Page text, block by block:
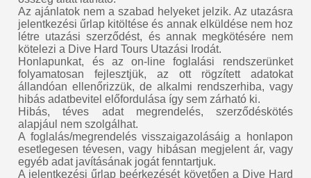
Az ajánlatok nem a szabad helyeket jelzik. Az utazásra
jelentkezési űrlap kitöltése és annak elküldése nem hoz
létre utazási szerződést, és annak megkötésére nem
kötelezi a Dive Hard Tours Utazási Irodát.
Honlapunkat, és az on-line foglalási rendszerünket
folyamatosan fejlesztjük, az ott rögzített adatokat
állandóan ellenőrizzük, de alkalmi rendszerhiba, vagy
hibás adatbevitel előfordulása így sem zárható ki.
Hibás, téves adat megrendelés, szerződéskötés
alapjául nem szolgálhat.
A foglalás/megrendelés visszaigazolásáig a honlapon
esetlegesen tévesen, vagy hibásan megjelent ár, vagy
egyéb adat javításának jogát fenntartjuk.
A jelentkezési űrlap beérkezését követően a Dive Hard